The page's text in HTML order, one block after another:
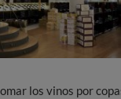
los vinos por